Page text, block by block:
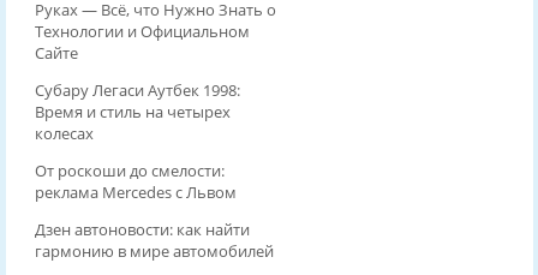
Руках — Всё, что Нужно Знать о
Технологии и Официальном
Сайте
Субару Легаси Аутбек 1998:
Время и стиль на четырех
колесах
От роскоши до смелости:
реклама Mercedes с Львом
Дзен автоновости: как найти
гармонию в мире автомобилей